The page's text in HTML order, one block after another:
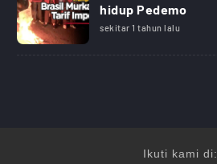
hidup Pedemo
sekitar 1 tahun lalu
Ikuti kami di: